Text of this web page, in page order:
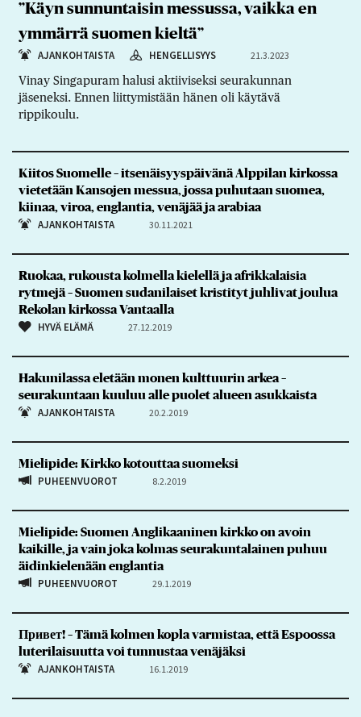
”Käyn sunnuntaisin messussa, vaikka en
ymmärrä suomen kieltä”
AJANKOHTAISTA HENGELLISYYS 21.3.2023
Vinay Singapuram halusi aktiiviseksi seurakunnan
jäseneksi. Ennen liittymistään hänen oli käytävä
rippikoulu.
Kiitos Suomelle – itsenäisyyspäivänä Alppilan kirkossa
vietetään Kansojen messua, jossa puhutaan suomea,
kiinaa, viroa, englantia, venäjää ja arabiaa
AJANKOHTAISTA 30.11.2021
Ruokaa, rukousta kolmella kielellä ja afrikkalaisia
rytmejä – Suomen sudanilaiset kristityt juhlivat joulua
Rekolan kirkossa Vantaalla
HYVÄ ELÄMÄ 27.12.2019
Hakunilassa eletään monen kulttuurin arkea –
seurakuntaan kuuluu alle puolet alueen asukkaista
AJANKOHTAISTA 20.2.2019
Mielipide: Kirkko kotouttaa suomeksi
PUHEENVUOROT 8.2.2019
Mielipide: Suomen Anglikaaninen kirkko on avoin
kaikille, ja vain joka kolmas seurakuntalainen puhuu
äidinkielenään englantia
PUHEENVUOROT 29.1.2019
Привет! – Tämä kolmen kopla varmistaa, että Espoossa
luterilaisuutta voi tunnustaa venäjäksi
AJANKOHTAISTA 16.1.2019